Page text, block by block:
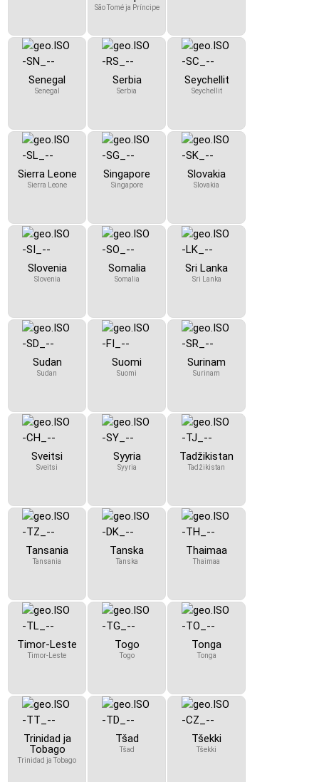
São Tomé ja Príncipe
Senegal
Senegal
Serbia
Serbia
Seychellit
Seychellit
Sierra Leone
Sierra Leone
Singapore
Singapore
Slovakia
Slovakia
Slovenia
Slovenia
Somalia
Somalia
Sri Lanka
Sri Lanka
Sudan
Sudan
Suomi
Suomi
Surinam
Surinam
Sveitsi
Sveitsi
Syyria
Syyria
Tadžikistan
Tadžikistan
Tansania
Tansania
Tanska
Tanska
Thaimaa
Thaimaa
Timor-Leste
Timor-Leste
Togo
Togo
Tonga
Tonga
Trinidad ja
Tobago
Trinidad ja Tobago
Tšad
Tšad
Tšekki
Tšekki